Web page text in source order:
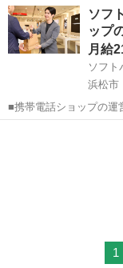
ない商品やサービスのコン
に寄り添うスタイルの
静岡 静岡市 そ
ソフ
ップ
月給
ソフト
浜松市
■携帯電話ショップの運
Android、iPhone、iPad
1